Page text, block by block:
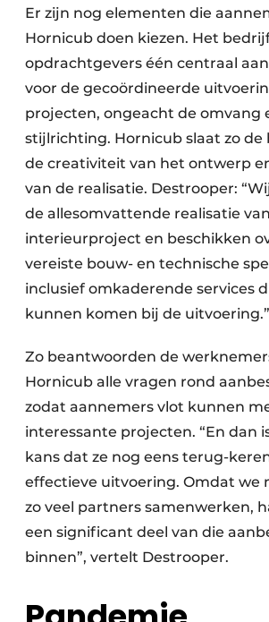
Er zijn nog elementen die
Hornicub doen kiezen. Het
opdrachtgevers één centraal
voor de gecoördineerde
projecten, ongeacht de omvang
stijlrichting. Hornicub slaat zo de
de creativiteit van het ontwerp
van de realisatie. Destrooper:
de allesomvattende realisatie
interieurproject en beschikken
vereiste bouw- en technische
inclusief omkaderende services
kunnen komen bij de uitvoering.”
Zo beantwoorden de
Hornicub alle vragen rond
zodat aannemers vlot kunnen
interessante projecten. “En dan
kans dat ze nog eens terug-
effectieve uitvoering. Omdat we
zo veel partners samenwerken,
een significant deel van die
binnen”, vertelt Destrooper.